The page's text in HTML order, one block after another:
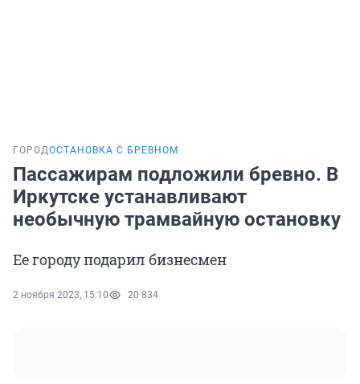
ГОРОДОСТАНОВКА С БРЕВНОМ
Пассажирам подложили бревно. В
Иркутске устанавливают
необычную трамвайную остановку
Ее городу подарил бизнесмен
2 ноября 2023, 15:10 20 834